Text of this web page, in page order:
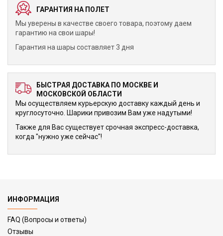
ГАРАНТИЯ НА ПОЛЕТ
Мы уверены в качестве своего товара, поэтому даем
гарантию на свои шары!
Гарантия на шары составляет 3 дня
БЫСТРАЯ ДОСТАВКА ПО МОСКВЕ И
МОСКОВСКОЙ ОБЛАСТИ
Мы осуществляем курьерскую доставку каждый день и
круглосуточно. Шарики привозим Вам уже надутыми!
Также для Вас существует срочная экспресс-доставка,
когда "нужно уже сейчас"!
ИНФОРМАЦИЯ
FAQ (Вопросы и ответы)
Отзывы